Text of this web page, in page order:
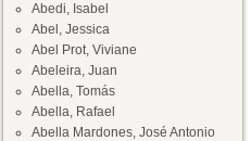
Abedi, Isabel
Abel, Jessica
Abel Prot, Viviane
Abeleira, Juan
Abella, Tomás
Abella, Rafael
Abella Mardones, José Antonio